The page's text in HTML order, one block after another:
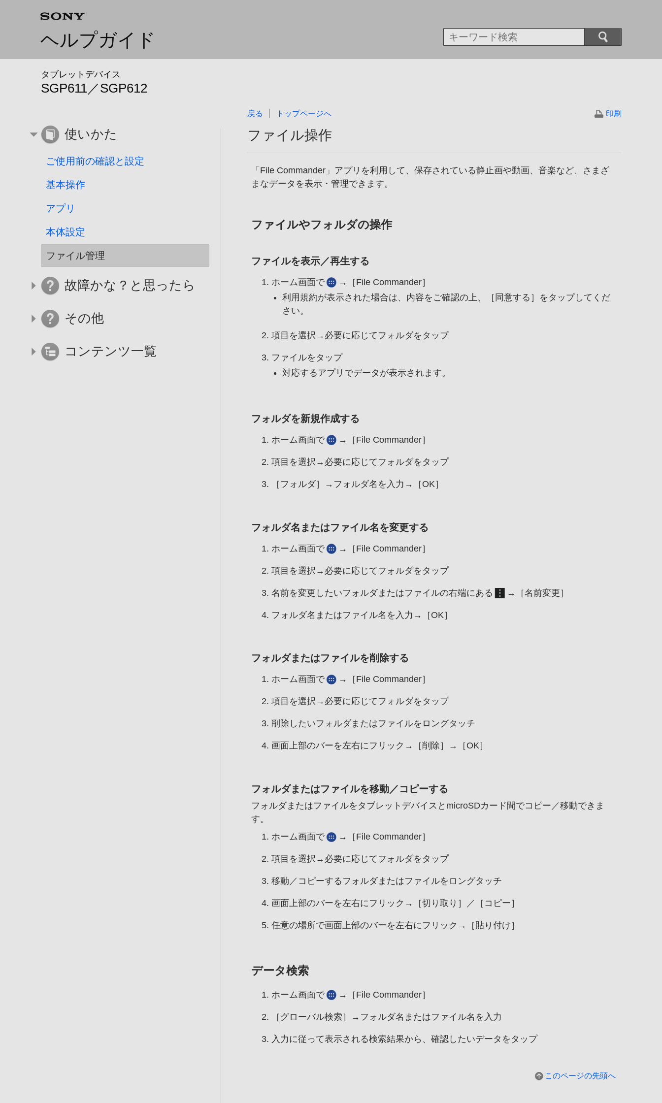
ヘルプガイド
タブレットデバイス
SGP611／SGP612
戻る トップページへ 印刷
ファイル操作
「File Commander」アプリを利用して、 保存されている静止画や動画、 音楽など、 さまざ
まなデータを表示・管理できます。
ファイルやフォルダの操作
ファイルを表示／再生する
ホーム画面で
→［File Commander］
利用規約が表示された場合は、 内容をご確認の上、
［同意する］をタップしてくだ
さい。
項目を選択→必要に応じてフォルダをタップ
ファイルをタップ
対応するアプリでデータが表示されます。
フォルダを新規作成する
ホーム画面で →［File Commander］
項目を選択→必要に応じてフォルダをタップ
［フォルダ］→フォルダ名を入力→［OK］
フォルダ名またはファイル名を変更する
ホーム画面で →［File Commander］
項目を選択→必要に応じてフォルダをタップ
名前を変更したいフォルダまたはファイルの右端にある →［名前変更］
フォルダ名またはファイル名を入力→［OK］
フォルダまたはファイルを削除する
ホーム画面で →［File Commander］
項目を選択→必要に応じてフォルダをタップ
削除したいフォルダまたはファイルをロングタッチ
画面上部のバーを左右にフリック→［削除］→［OK］
フォルダまたはファイルを移動／コピーする
フォルダまたはファイルをタブレットデバイスとmicroSDカード間でコピー／移動できま
す。
ホーム画面で
→［File Commander］
項目を選択→必要に応じてフォルダをタップ
移動／コピーするフォルダまたはファイルをロングタッチ
画面上部のバーを左右にフリック→［切り取り］／［コピー］
任意の場所で画面上部のバーを左右にフリック→［貼り付け］
データ検索
ホーム画面で →［File Commander］
［グローバル検索］→フォルダ名またはファイル名を入力
入力に従って表示される検索結果から、 確認したいデータをタップ
このページの先頭へ
使いかた
ご使用前の確認と設定
基本操作
アプリ
本体設定
ファイル管理
故障かな？と思ったら
その他
コンテンツ一覧